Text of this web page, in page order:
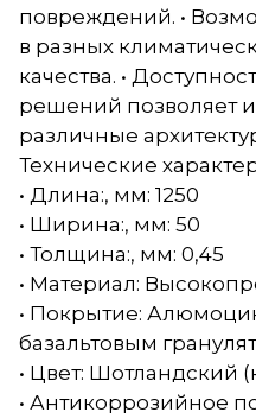
повреждений. •
в разных
качества. •
решений позволяет
различные
Технические
• Длина:, мм: 1250
• Ширина:, мм: 50
• Толщина:, мм: 0,45
• Материал:
• Покрытие:
базальтовым
• Цвет: Шотландский
• Антикоррозийное